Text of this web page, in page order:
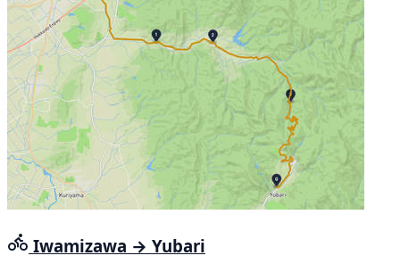
Iwamizawa → Yubari